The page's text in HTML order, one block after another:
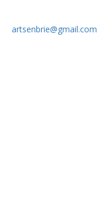
artsenbrie@gmail.com